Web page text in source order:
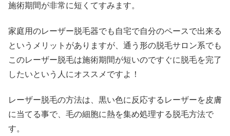
施術期間が非常に短くてすみます。
家庭用のレーザー脱毛器でも自宅で自分のペースで出来る
というメリットがありますが、通う形の脱毛サロン系でも
このレーザー脱毛は施術期間が短いのですぐに脱毛を完了
したいという人にオススメですよ！
レーザー脱毛の方法は、黒い色に反応するレーザーを皮膚
に当てる事で、毛の細胞に熱を集め処理する脱毛方法で
す。